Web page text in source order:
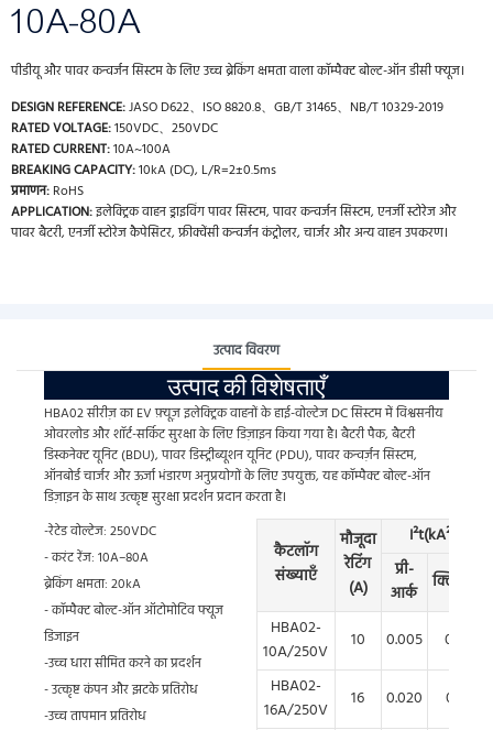
10A-80A
पीडीयू और पावर कन्वर्जन सिस्टम के लिए उच्च ब्रेकिंग क्षमता वाला कॉम्पैक्ट बोल्ट-ऑन डीसी फ्यूज।
DESIGN REFERENCE:JASO D622、ISO 8820.8、GB/T 31465、NB/T 10329-2019
RATED VOLTAGE:150VDC、250VDC
RATED CURRENT:10A~100A
BREAKING CAPACITY:10kA (DC), L/R=2±0.5ms
प्रमाणन: RoHS
APPLICATION:इलेक्ट्रिक वाहन ड्राइविंग पावर सिस्टम, पावर कन्वर्जन सिस्टम, एनर्जी स्टोरेज और
पावर बैटरी, एनर्जी स्टोरेज कैपेसिटर, फ्रीक्वेंसी कन्वर्जन कंट्रोलर, चार्जर और अन्य वाहन उपकरण।
उत्पाद विवरण
उत्पाद की विशेषताएँ
HBA02 सीरीज़ का EV फ़्यूज़ इलेक्ट्रिक वाहनों के हाई-वोल्टेज DC सिस्टम में विश्वसनीय
ओवरलोड और शॉर्ट-सर्किट सुरक्षा के लिए डिज़ाइन किया गया है। बैटरी पैक, बैटरी
डिस्कनेक्ट यूनिट (BDU), पावर डिस्ट्रीब्यूशन यूनिट (PDU), पावर कन्वर्ज़न सिस्टम,
ऑनबोर्ड चार्जर और ऊर्जा भंडारण अनुप्रयोगों के लिए उपयुक्त, यह कॉम्पैक्ट बोल्ट-ऑन
डिज़ाइन के साथ उत्कृष्ट सुरक्षा प्रदर्शन प्रदान करता है।
-रेटेड वोल्टेज: 250VDC
- करंट रेंज: 10A–80A
ब्रेकिंग क्षमता: 20kA
- कॉम्पैक्ट बोल्ट-ऑन ऑटोमोटिव फ्यूज
डिजाइन
-उच्च धारा सीमित करने का प्रदर्शन
- उत्कृष्ट कंपन और झटके प्रतिरोध
-उच्च तापमान प्रतिरोध
कैटलॉग
संख्याएँ
मौजूदा
रेटिंग
(A)
I²t(kA²s)
प्री-
आर्क क्लियरिंग
HBA02-
10A/250V
10 0.005
0.03
HBA02-
16A/250V
16 0.020
0.07